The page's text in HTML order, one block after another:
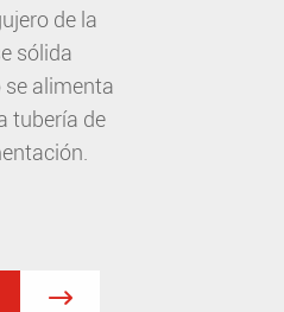
de la
sólida
se alimenta
tubería de
